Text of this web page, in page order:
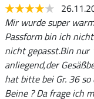
Mir wurde super
Passform bin ich
nicht gepasst.Bin nur
anliegend,der
hat bitte bei Gr. 36
Beine ? Da frage ich